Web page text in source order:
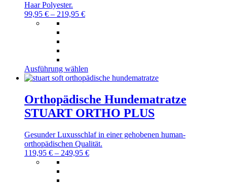
Haar Polyester.
99,95 € – 219,95 €
Ausführung wählen
Produkt
mehrere
Varianten
auf.
Optionen
können
auf
der
Orthopädische Hundematratze
STUART ORTHO PLUS
Gesunder Luxusschlaf in einer gehobenen human-
orthopädischen Qualität.
119,95 € – 249,95 €